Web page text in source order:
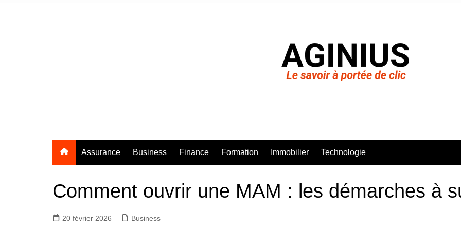
Assurance Business Finance Formation Immobilier Technologie
Comment ouvrir une MAM : les démarches à
20 février 2026 Business